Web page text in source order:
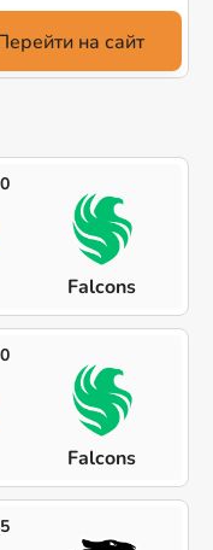
на сайт
Falcons
Falcons